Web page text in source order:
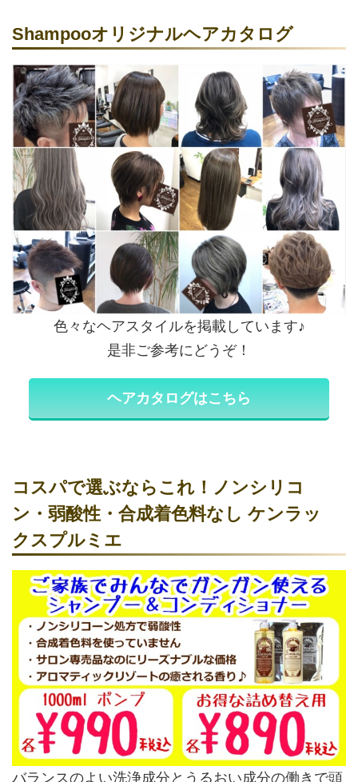
Shampooオリジナルヘアカタログ
色々なヘアスタイルを掲載しています♪
是非ご参考にどうぞ！
ヘアカタログはこちら
コスパで選ぶならこれ！ノンシリコ
ン・弱酸性・合成着色料なし ケンラッ
クスプルミエ
バランスのよい洗浄成分とうるおい成分の働きで頭